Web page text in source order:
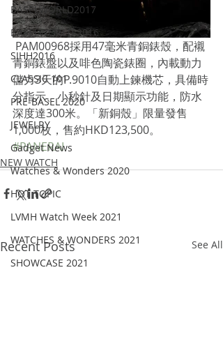
BASELWORLD2017
BASELWORLD 2016
SIHH2016
CLASSIC 101
PRE-BASEL 2020
JEWELRY
Gadget News
Watches & Wonders 2020
HOT TOPIC
LVMH Watch Week 2021
WATCHES & WONDERS 2021
SHOWCASE 2021
青銅錶盤以及啡色陶瓷錶圈，內載動力
儲力3天的P.9010自動上鍊機芯，具備時
分指示、小秒針及日期顯示功能，防水
深度達300米。「新銅殼」限量發售
1,000枚，售約HKD123,500。
#PANERAI
NEW WATCH
Recent Posts See All